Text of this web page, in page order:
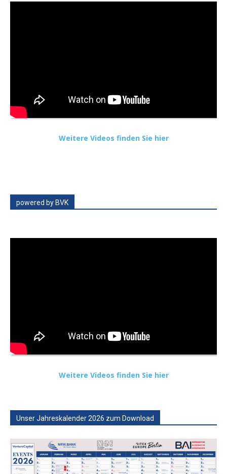
Weitere Videos finden Sie hier
powered by BVK
Weitere Videos finden Sie hier
Unser Jahreskalender 2026 zum Download